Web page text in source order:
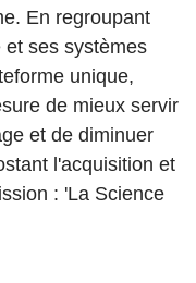
En regroupant
ses systèmes
unique,
de mieux servir
et de diminuer
l'acquisition et
: 'La Science